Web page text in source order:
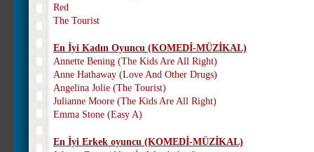
Red
The Tourist
En İyi Kadın Oyuncu (KOMEDİ-MÜZİKAL)
Annette Bening (The Kids Are All Right)
Anne Hathaway (Love And Other Drugs)
Angelina Jolie (The Tourist)
Julianne Moore (The Kids Are All Right)
Emma Stone (Easy A)
En İyi Erkek oyuncu (KOMEDİ-MÜZİKAL)